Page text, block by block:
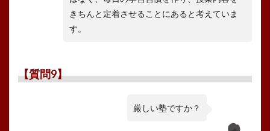
きちんと定着させることにあると考えていま
す。
【質問9】
厳しい塾ですか？